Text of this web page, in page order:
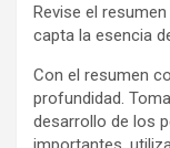
Revise el
capta la esencia
Con el resumen
profundidad.
desarrollo de los